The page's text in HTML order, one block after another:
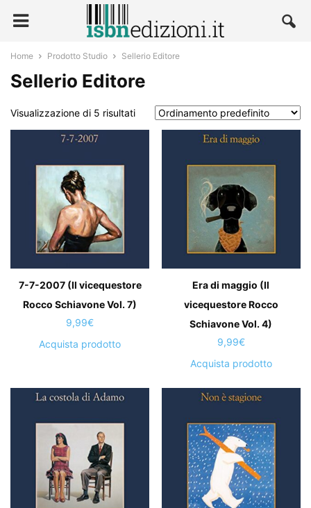
Home Prodotto Studio Sellerio Editore
Sellerio Editore
Visualizzazione di 5 risultati
7-7-2007 (Il vicequestore
Rocco Schiavone Vol. 7)
9,99€
Acquista prodotto
Era di maggio (Il
vicequestore Rocco
Schiavone Vol. 4)
9,99€
Acquista prodotto